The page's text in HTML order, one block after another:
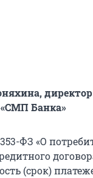
Банка»
353-ФЗ «О
(срок)